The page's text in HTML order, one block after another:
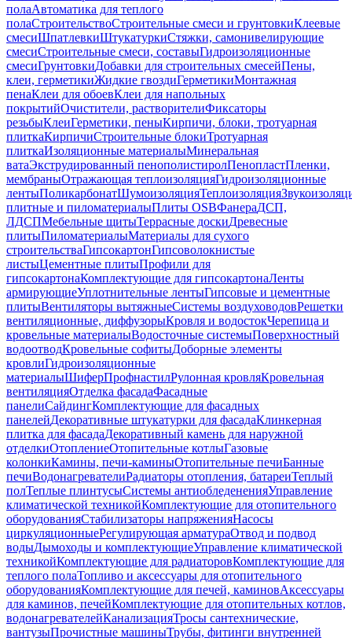
полаАвтоматика для теплого
полаСтроительствоСтроительные смеси и грунтовкиКлеевые
смесиШпатлевкиШтукатуркиСтяжки, самонивелирующие
смесиСтроительные смеси, составыГидроизоляционные
смесиГрунтовкиДобавки для строительных смесейПены,
клеи, герметикиЖидкие гвоздиГерметикиМонтажная
пенаКлеи для обоевКлеи для напольных
покрытийОчистители, растворителиФиксаторы
резьбыКлеиГерметики, пеныКирпичи, блоки, тротуарная
плиткаКирпичиСтроительные блокиТротуарная
плиткаИзоляционные материалыМинеральная
ватаЭкструдированный пенополистиролПенопластПленки,
мембраныОтражающая теплоизоляцияГидроизоляционные
лентыПоликарбонатШумоизоляцияТеплоизоляция
плитные и пиломатериалыПлиты OSBФанераДСП,
ЛДСПМебельные щитыТеррасные доскиДревесные
плитыПиломатериалыМатериалы для сухого
строительстваГипсокартонГипсоволокнистые
листыЦементные плитыПрофили для
гипсокартонаКомплектующие для гипсокартонаЛенты
армирующиеУплотнительные лентыГипсовые и цементные
плитыВентиляторы вытяжныеСистемы воздуховодовРешетки
вентиляционные, диффузорыКровля и водостокЧерепица и
кровельные материалыВодосточные системыПоверхностный
водоотводКровельные софитыДоборные элементы
кровлиГидроизоляционные
материалыШиферПрофнастилРулонная кровляКровельная
вентиляцияОтделка фасадаФасадные
панелиСайдингКомплектующие для фасадных
панелейДекоративные штукатурки для фасадаКлинкерная
плитка для фасадаДекоративный камень для наружной
отделкиОтоплениеОтопительные котлыГазовые
колонкиКамины, печи-каминыОтопительные печиБанные
печиВодонагревателиРадиаторы отопления, батареиТеплый
полТеплые плинтусыСистемы антиобледененияУправление
климатической техникойКомплектующие для отопительного
оборудованияСтабилизаторы напряженияНасосы
циркуляционныеРегулирующая арматураОтвод и подвод
водыДымоходы и комплектующиеУправление климатической
техникойКомплектующие для радиаторовКомплектующие для
теплого полаТопливо и аксессуары для отопительного
оборудованияКомплектующие для печей, каминовАксессуары
для каминов, печейКомплектующие для отопительных котлов,
водонагревателейКанализацияТросы сантехнические,
вантузыПрочистные машиныТрубы, фитинги внутренней